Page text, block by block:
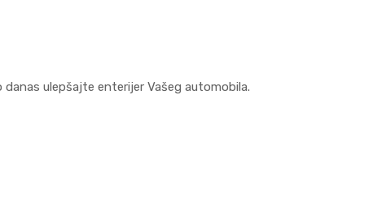
danas ulepšajte enterijer Vašeg automobila.